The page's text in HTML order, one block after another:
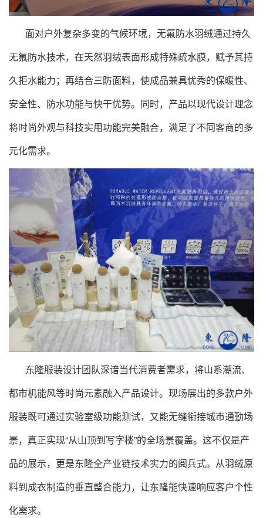
面对户外复杂多变的气候环境，无氟防水羽绒通过持久
无氟防水技术，在天然羽绒表面形成特殊疏水膜，赋予其持
久拒水能力；再结合三防面料，使成品兼具优秀的保暖性、
安全性、防水功能与快干优势。同时，产品以现代设计理念
将时尚外观与科技实用功能完美融合，满足了不同客商的多
元化需求。
东隆服装设计团队深谙当代消费者需求，将山系潮流、
都市机能风等时尚元素融入产品设计。现场展出的多款户外
服装既可通过实验室级功能测试，又能无缝衔接城市通勤场
景，真正实现“从山顶到写字楼”的全场景覆盖。这不仅是产
品的展示，更是东隆全产业链技术实力的阅兵式。从羽绒原
料到成衣制造的垂直整合能力，让东隆能快速响应客户个性
化需求。